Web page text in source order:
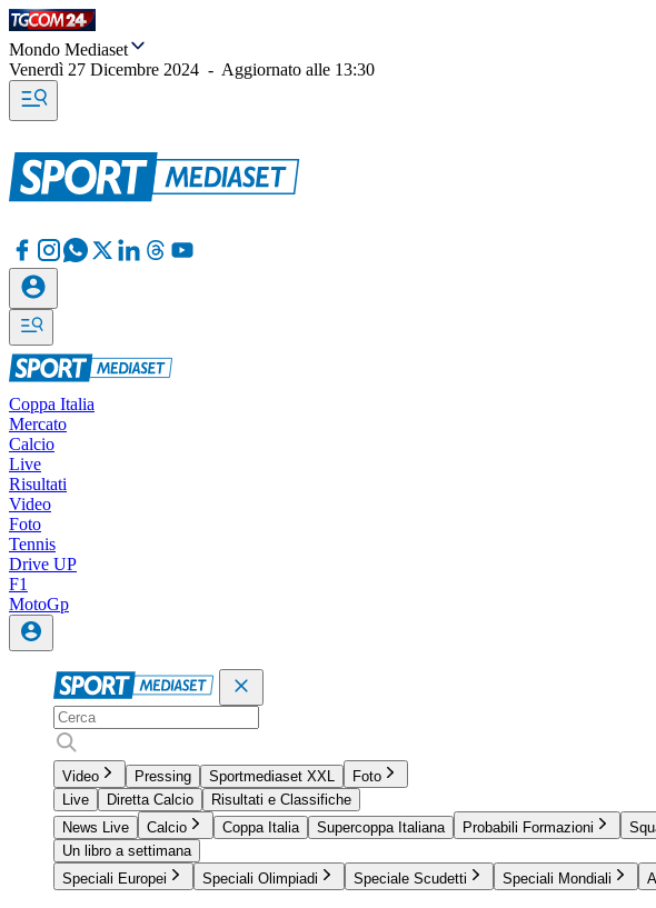
Mondo Mediaset
Venerdì 27 Dicembre 2024 - Aggiornato alle 13:30
Coppa Italia
Mercato
Calcio
Live
Risultati
Video
Foto
Tennis
Drive UP
F1
MotoGp
Video Pressing Sportmediaset XXL
Foto
Live
Diretta Calcio
Risultati e Classifiche
News Live
Calcio Coppa Italia Supercoppa Italiana Probabili Formazioni
Un libro a settimana
Speciali Europei
Speciali Olimpiadi Speciale Scudetti Speciali Mondiali